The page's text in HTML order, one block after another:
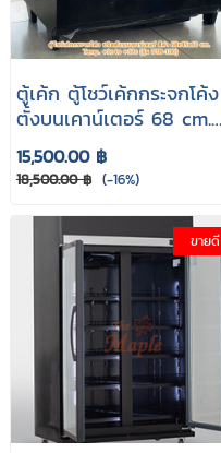
ตู้เค้ก ตู้โชว์เค้กกระจกโค้ง
ตั้งบนเคาน์เตอร์ 68 cm.
สีดำ รุ่น DTB-100
15,500.00 ฿
18,500.00 ฿ (-16%)
ขายดี